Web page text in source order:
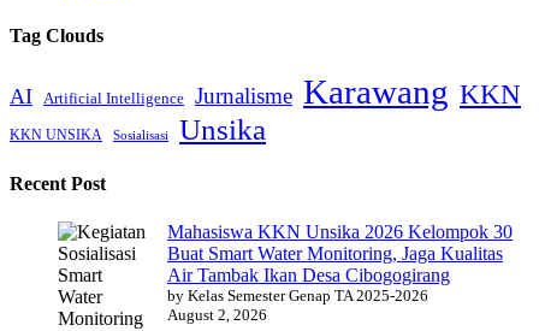
Tag Clouds
AI Artificial Intelligence Jurnalisme Karawang KKN
KKN UNSIKA Sosialisasi Unsika
Recent Post
Mahasiswa KKN Unsika 2026 Kelompok 30
Buat Smart Water Monitoring, Jaga Kualitas
Air Tambak Ikan Desa Cibogogirang
by Kelas Semester Genap TA 2025-2026
August 2, 2026